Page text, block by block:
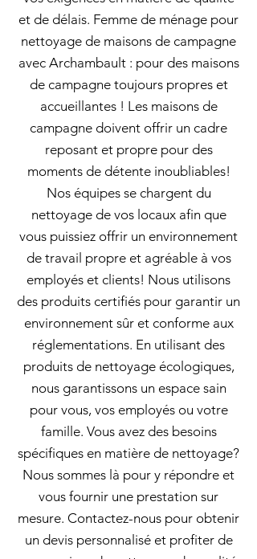
et de délais. Femme de ménage pour
nettoyage de maisons de campagne
avec Archambault : pour des maisons
de campagne toujours propres et
accueillantes ! Les maisons de
campagne doivent offrir un cadre
reposant et propre pour des
moments de détente inoubliables!
Nos équipes se chargent du
nettoyage de vos locaux afin que
vous puissiez offrir un environnement
de travail propre et agréable à vos
employés et clients! Nous utilisons
des produits certifiés pour garantir un
environnement sûr et conforme aux
réglementations. En utilisant des
produits de nettoyage écologiques,
nous garantissons un espace sain
pour vous, vos employés ou votre
famille. Vous avez des besoins
spécifiques en matière de nettoyage?
Nous sommes là pour y répondre et
vous fournir une prestation sur
mesure. Contactez-nous pour obtenir
un devis personnalisé et profiter de